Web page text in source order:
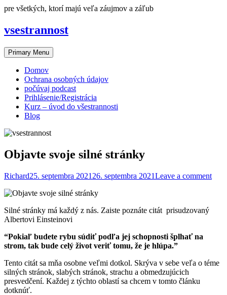
Skip
content
pre všetkých, ktorí majú veľa záujmov a záľub
vsestrannost
Primary Menu
Domov
Ochrana osobných údajov
počúvaj podcast
Prihlásenie/Registrácia
Kurz – úvod do všestrannosti
Blog
Objavte svoje silné stránky
Richard25. septembra 2021 26. septembra 2021Leave a comment
Silné stránky má každý z nás. Zaiste poznáte citát prisudzovaný
Albertovi Einsteinovi
“Pokiaľ budete rybu súdiť podľa jej schopnosti šplhať na
strom, tak bude celý život veriť tomu, že je hlúpa.”
Tento citát sa mňa osobne veľmi dotkol. Skrýva v sebe veľa o téme
silných stránok, slabých stránok, strachu a obmedzujúcich
presvedčení. Každej z týchto oblastí sa chcem v tomto článku
dotknúť.